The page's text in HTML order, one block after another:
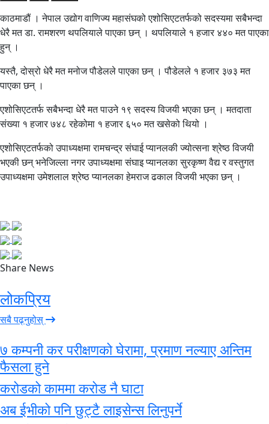
काठमाडौं । नेपाल उद्योग वाणिज्य महासंघको एशोसिएटतर्फको सदस्यमा सबैभन्दा
धेरै मत डा. रामशरण थपलियाले पाएका छन् । थपलियाले १ हजार ४४० मत पाएका
हुन् ।
यस्तै, दोस्रो धेरै मत मनोज पौडेलले पाएका छन् । पौडेलले १ हजार ३७३ मत
पाएका छन् ।
एशोसिएटतर्फ सबैभन्दा धेरै मत पाउने १९ सदस्य विजयी भएका छन् । मतदाता
संख्या १ हजार ७४८ रहेकोमा १ हजार ६५० मत खसेको थियो ।
एशोसिएटतर्फको उपाध्यक्षमा रामचन्द्र संघाई प्यानलकी ज्योत्सना श्रेष्ठ विजयी
भएकी छन् भनेजिल्ला नगर उपाध्यक्षमा संघाइ प्यानलका सुरकृष्ण वैद्य र वस्तुगत
उपाध्यक्षमा उमेशलाल श्रेष्ठ प्यानलका हेमराज ढकाल विजयी भएका छन् ।
Share News
लोकप्रिय
सबै पढ्नुहोस्
७ कम्पनी कर परीक्षणको घेरामा, प्रमाण नल्याए अन्तिम
फैसला हुने
करोडको काममा करोड नै घाटा
अब ईभीको पनि छुट्टै लाइसेन्स लिनुपर्ने